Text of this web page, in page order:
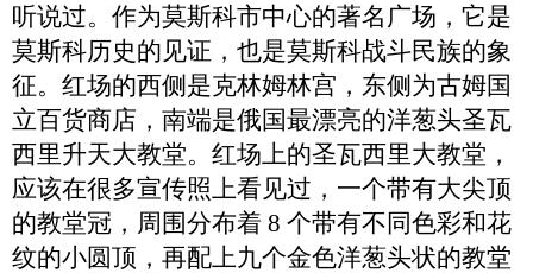
听说过。作为莫斯科市中心的著名广场，它是
莫斯科历史的见证，也是莫斯科战斗民族的象
征。红场的西侧是克林姆林宫，东侧为古姆国
立百货商店，南端是俄国最漂亮的洋葱头圣瓦
西里升天大教堂。红场上的圣瓦西里大教堂，
应该在很多宣传照上看见过，一个带有大尖顶
的教堂冠，周围分布着 8 个带有不同色彩和花
纹的小圆顶，再配上九个金色洋葱头状的教堂